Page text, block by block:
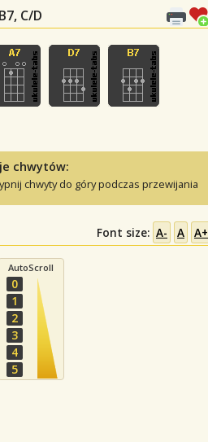
C/D
chwytów:
chwyty do góry podczas przewijania
Font size: A- A A+
AutoScroll
0
1
2
3
4
5